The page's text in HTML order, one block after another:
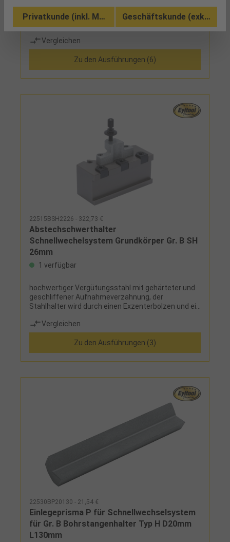
hochwertiger Vergütungsstahl mit gehärteter und
geschliffener Aufnahmeverzahnung, der
Stahlhalter wird durch einen Exzenterbolzen und ein
Spannschalenpaar gegen die Verzahnung des
Grundkörpers gespannt, Wiederholgenauigkeit von
0,01 mm bei 40 möglichen Winkelstellungen (auch
nach unzähligen Werkzeugwechseln)
Vergleichen
Zu den Ausführungen (6)
22515BSH2226 - 322,73 €
Abstechschwerthalter
Schnellwechelsystem Grundkörper Gr. B SH
26mm
1 verfügbar
hochwertiger Vergütungsstahl mit gehärteter und
geschliffener Aufnahmeverzahnung, der
Stahlhalter wird durch einen Exzenterbolzen und ein
Grundkörpers gespannt, Wiederholgenauigkeit von
0,01 mm bei 40 möglichen Winkelstellungen (auch
nach unzähligen Werkzeugwechseln)
Vergleichen
Zu den Ausführungen (3)
22530BP20130 - 21,54 €
Einlegeprisma P für Schnellwechselsystem
für Gr. B Bohrstangenhalter Typ H D20mm
L130mm
Privatkunde (inkl. MwSt.) Geschäftskunde (exkl.